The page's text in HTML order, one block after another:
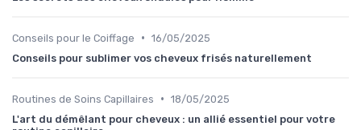
Conseils pour le Coiffage • 16/05/2025
Conseils pour sublimer vos cheveux frisés naturellement
Routines de Soins Capillaires • 18/05/2025
L'art du démêlant pour cheveux : un allié essentiel pour votre